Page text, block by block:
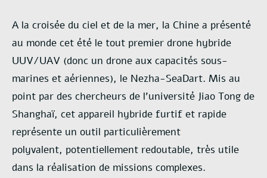
A la croisée du ciel et de la mer, la Chine a présenté
au monde cet été le tout premier drone hybride
UUV/UAV (donc un drone aux capacités sous-
marines et aériennes), le Nezha-SeaDart. Mis au
point par des chercheurs de l’université Jiao Tong de
Shanghaï, cet appareil hybride furtif et rapide
représente un outil particulièrement
polyvalent, potentiellement redoutable, très utile
dans la réalisation de missions complexes.